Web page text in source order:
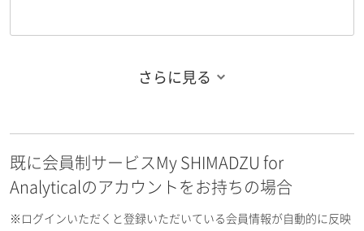
お名前フリガナ（名）
さらに見る
既に会員制サービスMy SHIMADZU for
Analyticalのアカウントをお持ちの場合
※ログインいただくと登録いただいている会員情報が自動的に反映